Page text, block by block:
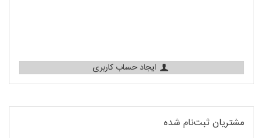
ایجاد حساب کاربری
مشتریان ثبت‌نام شده